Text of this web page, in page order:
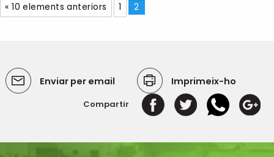
« 10 elements anteriors 1 2
Enviar per email Imprimeix-ho
Compartir